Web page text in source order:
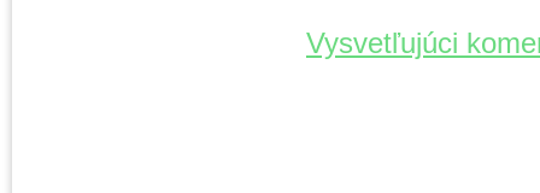
Vysvetľujúci